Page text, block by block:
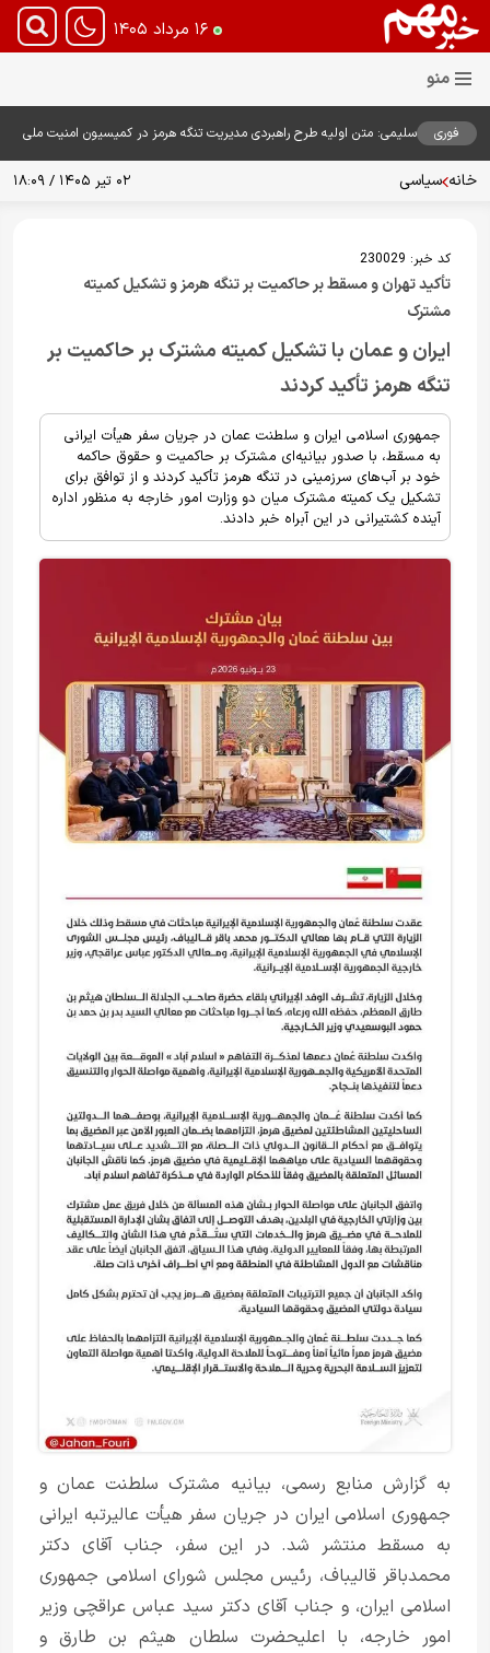
۱۶ مرداد ۱۴۰۵
فوری
سلیمی: متن اولیه طرح راهبردی مدیریت تنگه هرمز در کمیسیون امنیت ملی
خانه سیاسی ۰۲ تیر ۱۴۰۵ / ۱۸:۰۹
کد خبر: 230029
تأکید تهران و مسقط بر حاکمیت بر تنگه هرمز و تشکیل کمیته
مشترک
ایران و عمان با تشکیل کمیته مشترک بر حاکمیت بر
تنگه هرمز تأکید کردند
جمهوری اسلامی ایران و سلطنت عمان در جریان سفر هیأت ایرانی
به مسقط، با صدور بیانیه‌ای مشترک بر حاکمیت و حقوق حاکمه
خود بر آب‌های سرزمینی در تنگه هرمز تأکید کردند و از توافق برای
تشکیل یک کمیته مشترک میان دو وزارت امور خارجه به منظور اداره
آینده کشتیرانی در این آبراه خبر دادند.
به گزارش منابع رسمی، بیانیه مشترک سلطنت عمان و
جمهوری اسلامی ایران در جریان سفر هیأت عالیرتبه ایرانی
به مسقط منتشر شد. در این سفر، جناب آقای دکتر
محمدباقر قالیباف، رئیس مجلس شورای اسلامی جمهوری
اسلامی ایران، و جناب آقای دکتر سید عباس عراقچی وزیر
امور خارجه، با اعلیحضرت سلطان هیثم بن طارق و